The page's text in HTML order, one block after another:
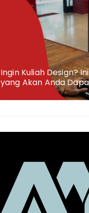
Ingin Kuliah Design?
yang Akan Anda